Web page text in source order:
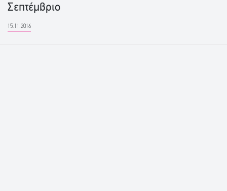
Σεπτέμβριο
15.11.2016